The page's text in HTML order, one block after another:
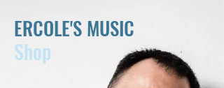
ERCOLE'S MUSIC
Shop